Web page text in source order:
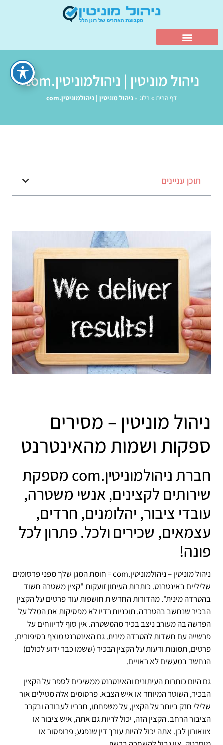
ניהול מוניטין | ניהולמוניטין.com
דף הבית »בלוג »ניהול מוניטין | ניהולמוניטין.com
תוכן עניינים
ניהול מוניטין – מסירים
ספקות ושמות מהאינטרנט
חברת ניהולמוניטין.com מספקת
שירותים לקצינים, אנשי משטרה,
עובדי ציבור, יהלומנים, חרדים,
עצמאים, שכירים ולכל. פתרון לכל
פונה!
ניהול מוניטין – ניהולמוניטין.com = חומת המגן שלך מפני פרסומים
שליליים באינטרנט. כותרות העיתון זועקות "קצין משטרה חשוד
בהטרדה מינית". מהדורות החדשות חושפות עוד פרטים על הקצין
הבכיר שנחשב בהטרדה. תוכניות רדיו לא מפסיקות את המלל על
הפרשה בה מעורב ניצב בכיר מהמשטרה. אין סוף לדיווחים על
פרשייה עם חשדות להטרדה מינית. גם האינטרנט מוצף בסיפורים,
פרטים, תמונות ודעות על הקצין הבכיר (ששמו כבר ידוע לכולם)
הנחשד במעשים לא ראויים.
גם היום כותרות העיתונים והאינטרנט ממשיכים לספר על הקצין
הבכיר, השוטר המיוחד או איש הצבא. פרסומים אלה מטילים אור
שלילי חזק ביותר על הקצין, על משפחתו, חבריו לעבודה ובקרב
הציבור הרחב. הקצין הזה, יכול להיות גם אתה, איש ציבור או
צוואורון לבן. אתה יכול להיות עורך דין שנפגע, פרופסור או